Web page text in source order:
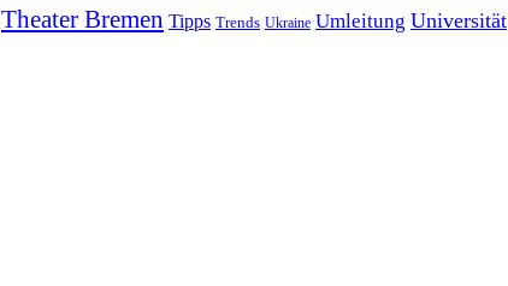
Theater Bremen Tipps Trends Ukraine Umleitung Universität